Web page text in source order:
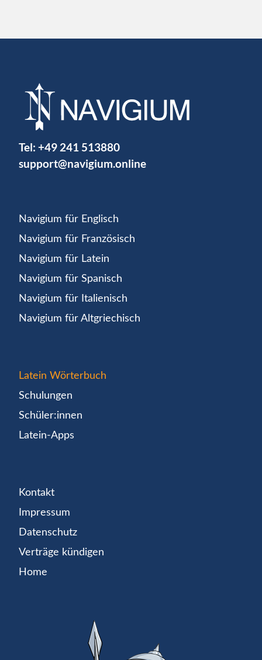
Tel: +49 241 513880
support@navigium.online
Navigium für Englisch
Navigium für Französisch
Navigium für Latein
Navigium für Spanisch
Navigium für Italienisch
Navigium für Altgriechisch
Latein Wörterbuch
Schulungen
Schüler:innen
Latein-Apps
Kontakt
Impressum
Datenschutz
Verträge kündigen
Home